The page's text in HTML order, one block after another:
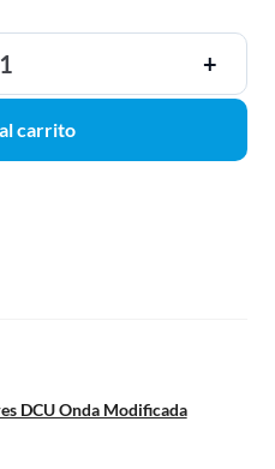
+
carrito
DCU Onda Modificada